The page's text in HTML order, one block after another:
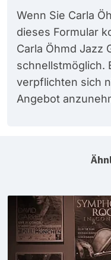
Wenn Sie Carla
dieses Formular
Carla Öhmd Jazz
schnellstmöglich.
verpflichten sich
Angebot